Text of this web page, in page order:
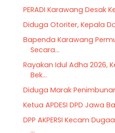
PERADI Karawang Desak
Diduga Otoriter, Kepala
Bapenda Karawang
Secara...
Rayakan Idul Adha 2026,
Bek...
Diduga Marak
Ketua APDESI DPD Jawa
DPP AKPERSI Kecam
...